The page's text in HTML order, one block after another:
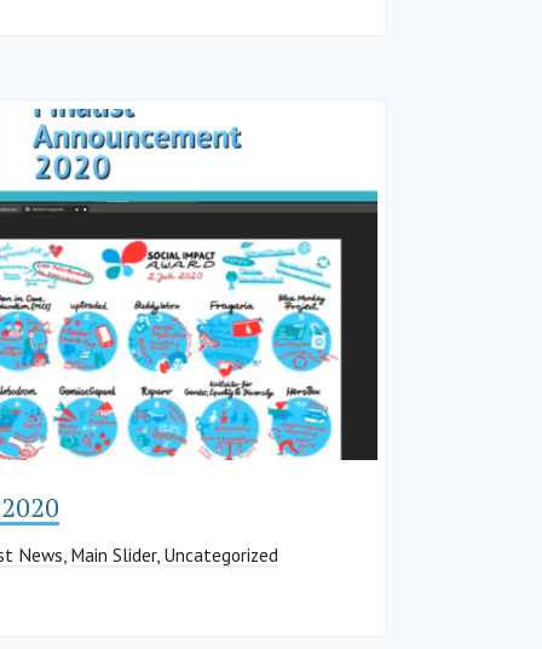
News, Main Slider, Uncategorized